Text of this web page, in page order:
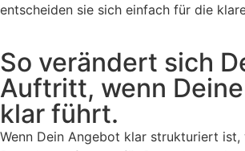
entscheiden sie sich einfach für die
So verändert sich
Auftritt, wenn
klar führt.
Wenn Dein Angebot klar strukturiert ist,